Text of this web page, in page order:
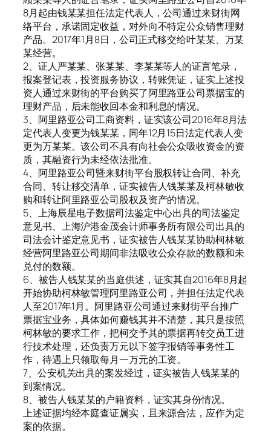
8月起由钱某某担任法定代表人，公司通过来财街网
络平台，承诺固定收益，对外向不特定公众销售理财
产品。2017年1月8日，公司正式移交给叶某某、万某
某经营。
2、证人严某某、张某某、李某某等人的证言笔录，
报案登记表，投资服务协议，转账凭证，证实上述投
资人通过来财街的平台购买了阿里路亚公司票据宝的
理财产品，后未能收回本金和利息的情况。
3、阿里路亚公司工商资料，证实该公司2016年8月法
定代表人变更为钱某某，同年12月15日法定代表人变
更为万某某。该公司不具有向社会公众吸收资金的资
质，其融资行为未经依法批准。
4、阿里路亚公司暨来财街平台股权转让合同、补充
合同、转让移交清单，证实被告人钱某某及柯林敏收
购和转让阿里路亚公司股权及资产的情况。
5、上海辰星电子数据司法鉴定中心出具的司法鉴定
意见书、上海沪港金茂会计师事务所有限公司出具的
司法会计鉴定意见书，证实被告人钱某某协助柯林敏
经营阿里路亚公司期间非法吸收公众存款的数额和未
兑付的数额。
6、被告人钱某某的当庭供述，证实其自2016年8月起
开始协助柯林敏管理阿里路亚公司，并担任法定代表
人至2017年1月。阿里路亚公司通过来财街平台推广
票据宝业务，具体如何赚钱其并不清楚，其只是按照
柯林敏的要求工作，把柯交予其的票据再转交员工进
行技术处理，还负责万元以下签字报销等事务性工
作，待遇上只领取每月一万元的工资。
7、公安机关出具的案发经过，证实被告人钱某某的
到案情况。
8、被告人钱某某的户籍资料，证实其身份情况。
上述证据均经本庭查证属实，且来源合法，应作为定
案的依据。